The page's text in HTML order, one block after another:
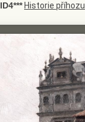
ID4*** Historie příhozu